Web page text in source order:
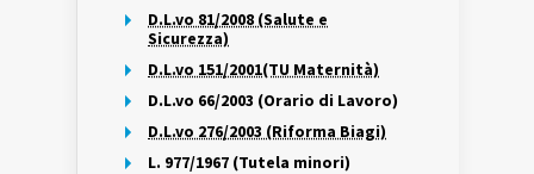
D.L.vo 81/2008 (Salute e
Sicurezza)
D.L.vo 151/2001(TU Maternità)
D.L.vo 66/2003 (Orario di Lavoro)
D.L.vo 276/2003 (Riforma Biagi)
L. 977/1967 (Tutela minori)